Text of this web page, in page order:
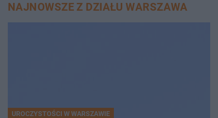
NAJNOWSZE Z DZIAŁU WARSZAWA
UROCZYSTOŚCI W WARSZAWIE